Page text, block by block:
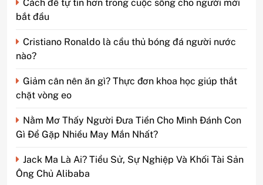
Cách để tự tin hơn trong cuộc sống cho người mới
bắt đầu
Cristiano Ronaldo là cầu thủ bóng đá người nước
nào?
Giảm cân nên ăn gì? Thực đơn khoa học giúp thắt
chặt vòng eo
Nằm Mơ Thấy Người Đưa Tiền Cho Mình Đánh Con
Gì Để Gặp Nhiều May Mắn Nhất?
Jack Ma Là Ai? Tiểu Sử, Sự Nghiệp Và Khối Tài Sản
Ông Chủ Alibaba